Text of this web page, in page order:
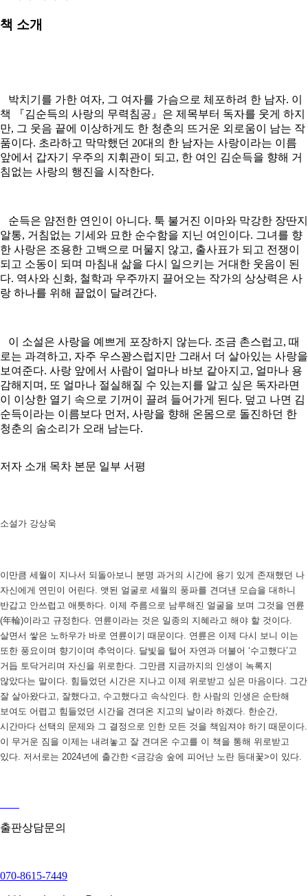
책 소개
박치기를 가한 여자, 그 여자를 가슴으로 체포하려 한 남자. 이
책 『김순득의 사랑의 무력침공』은 제목부터 독자를 웃게 하지
만, 그 웃음 끝에 이상하게도 한 청춘의 뜨거운 외로움이 남는 작
품이다. 초라하고 막막했던 20대의 한 남자는 사랑이라는 이름
앞에서 갑자기 우주의 지휘관이 되고, 한 여인 김순득을 향해 거
침없는 사랑의 행진을 시작한다.
순득은 얌전한 연인이 아니다. 툭 불거진 이마와 막강한 장딴지
알통, 거침없는 기세와 묘한 순수함을 지닌 여인이다. 그녀를 향
한 사랑은 조용한 고백으로 머물지 않고, 출사표가 되고 전쟁이
되고 소동이 되며 마침내 삶을 다시 일으키는 거대한 웃음이 된
다. 역사와 신화, 철학과 우주까지 끌어오는 작가의 상상력은 사
랑 하나를 위해 끝없이 달려간다.
이 소설은 사랑을 예쁘게 포장하지 않는다. 조금 촌스럽고, 때
로는 과격하고, 자주 우스꽝스럽지만 그래서 더 살아있는 사랑을
보여준다. 사랑 앞에서 사람이 얼마나 바보 같아지고, 얼마나 용
감해지며, 또 얼마나 절실해질 수 있는지를 알고 싶은 독자라면
이 이상한 열기 속으로 기꺼이 끌려 들어가게 된다. 덮고 나면 김
순득이라는 이름보다 먼저, 사랑을 향해 온몸으로 돌진하던 한
청춘의 숨소리가 오래 남는다.
저자 소개 목차 본문 일부 서평
소설가 강상욱
이만큼 세월이 지나서 되돌아보니 분명 과거의 시간에 용기 있게 존재했던 나
자신에게 연민이 어린다. 앳된 얼굴로 세월의 풍파를 견뎌낸 모습을 대하니
반갑고 안쓰럽고 애틋하다. 이제 주름으로 남루해진 얼굴을 보며 그것을 연륜
(年輪)이라고 규정한다. 연륜이라는 것은 일종의 지혜라고 해야 할 것이다.
살면서 쌓은 노하우가 바로 연륜이기 때문이다. 연륜은 이제 다시 보니 이는
또한 풍요이며 향기이며 추억이다. 달빛을 털어 자연과 더불어 ‘수고했다’고
거듭 토닥거리며 자신을 위로한다. 그만큼 지금까지의 인생이 녹록지
않았다는 말이다. 힘들었던 시간은 지나고 이제 위로받고 싶은 마음이다. 그간
잘 살아왔다고, 잘했다고, 수고했다고 속삭인다. 한 사람의 인생은 순탄해
보여도 어렵고 힘들었던 시간을 견뎌온 지고의 날이라 하겠다. 한순간,
시간마다 선택의 문제와 그 결정으로 인한 모든 것을 책임져야 하기 때문이다.
이 무거운 짐을 이제는 내려놓고 잘 견뎌온 수고를 이 책을 통해 위로받고
있다. 저서로는 2024년에 출간한 <금강송 숲에 피어난 노란 등대꽃>이 있다.
출판상담문의
070-8615-7449